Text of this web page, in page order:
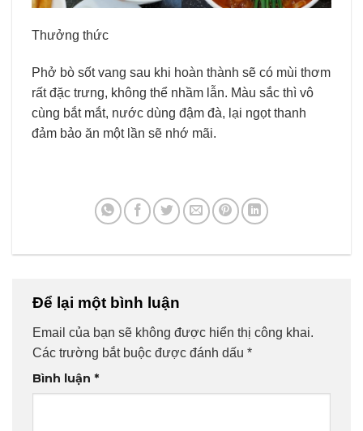
Thưởng thức
Phở bò sốt vang sau khi hoàn thành sẽ có mùi thơm
rất đặc trưng, không thể nhầm lẫn. Màu sắc thì vô
cùng bắt mắt, nước dùng đậm đà, lại ngọt thanh
đảm bảo ăn một lần sẽ nhớ mãi.
Để lại một bình luận
Email của bạn sẽ không được hiển thị công khai.
Các trường bắt buộc được đánh dấu *
Bình luận *